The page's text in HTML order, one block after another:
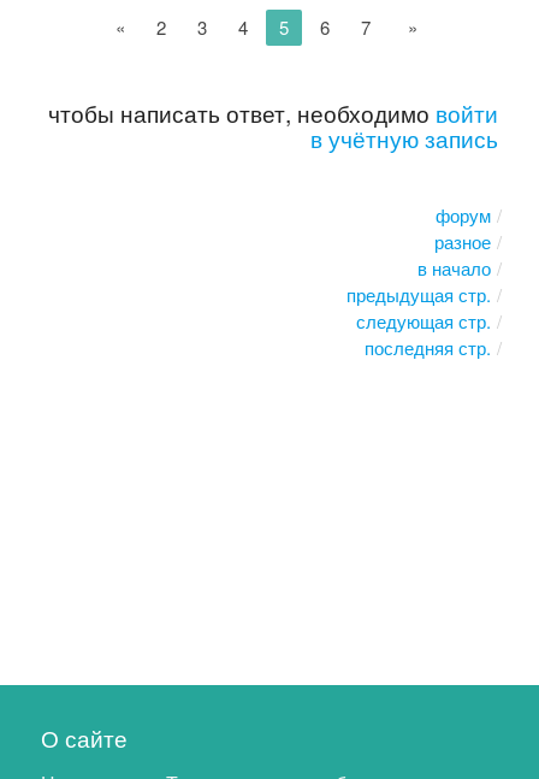
« 2 3 4 5 6 7 »
чтобы написать ответ, необходимо войти
в учётную запись
форум
разное
в начало
предыдущая стр.
следующая стр.
последняя стр.
О сайте